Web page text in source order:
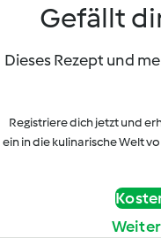
Gefällt
Dieses Rezept und
Registriere dich jetzt und
ein in die kulinarische Welt